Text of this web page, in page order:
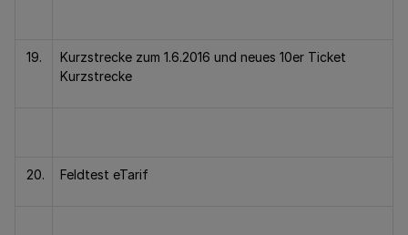
19.
Kurzstrecke zum 1.6.2016 und neues 10er Ticket
Kurzstrecke
20. Feldtest eTarif